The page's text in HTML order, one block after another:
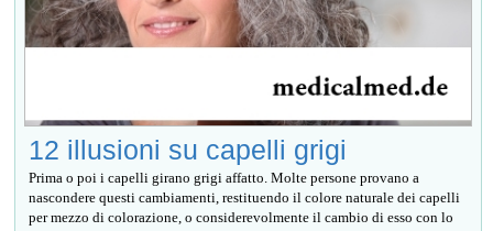
12 illusioni su capelli grigi
Prima o poi i capelli girano grigi affatto. Molte persone provano a
nascondere questi cambiamenti, restituendo il colore naturale dei capelli
per mezzo di colorazione, o considerevolmente il cambio di esso con lo